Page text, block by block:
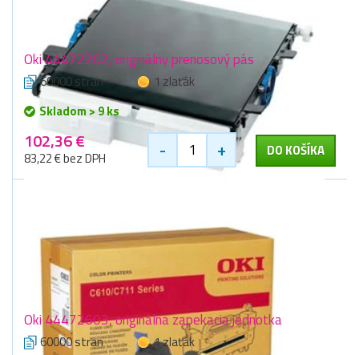
Oki 44472202, originálny prenosový pás
60000 stran
1 zlaťák
Skladom > 9 ks
102,36 €
83,22 € bez DPH - + DO KOŠÍKA
Oki 44472603, originálna zapekacia jednotka
60000 stran
1 zlaťák